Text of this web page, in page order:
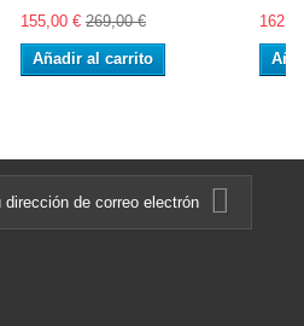
155,00 € 269,00 €
Añadir al carrito